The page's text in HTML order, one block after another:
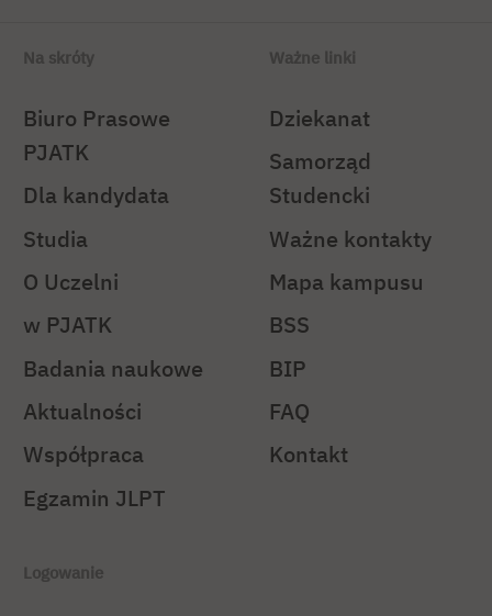
Na skróty
Biuro Prasowe
PJATK
Dla kandydata
Studia
O Uczelni
w PJATK
Badania naukowe
Aktualności
Współpraca
Egzamin JLPT
Ważne linki
Dziekanat
Samorząd
Studencki
Ważne kontakty
Mapa kampusu
BSS
BIP
FAQ
Kontakt
Logowanie